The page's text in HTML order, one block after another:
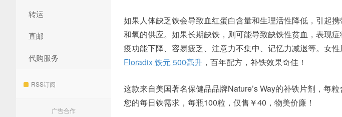
转运
直邮
代购服务
RSS订阅
广告合作
如果人体缺乏铁会导致血红蛋白含量和生理活性降低，引起
和氧的供应。如果长期缺铁，则可能导致缺铁性贫血，表现
疫功能下降、容易疲乏、注意力不集中、记忆力减退等。女
Floradix 铁元 500毫升 ，百年配方，补铁效果奇佳！
这款来自美国著名保健品品牌Nature’s Way的补铁片剂，每
您的每日铁需求，每瓶100粒，仅售￥40，物美价廉！